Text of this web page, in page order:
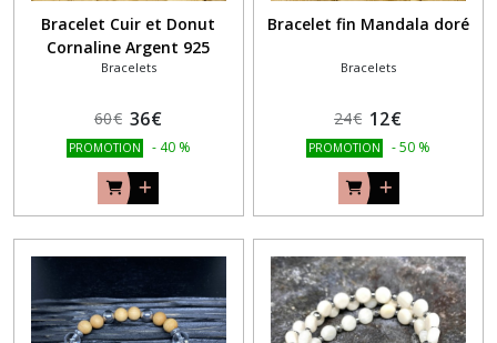
Bracelet Cuir et Donut
Cornaline Argent 925
Bracelets
60€ 36€
PROMOTION - 40 %
Bracelet fin Mandala doré
Bracelets
24€ 12€
PROMOTION -50 %